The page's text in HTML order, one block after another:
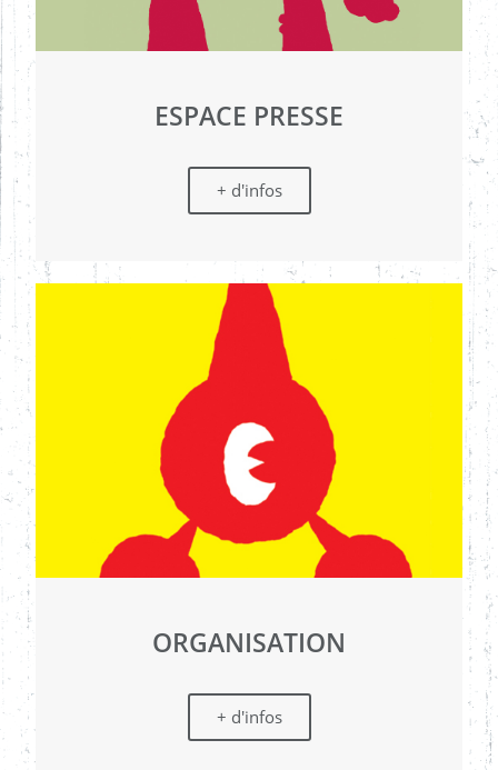
ESPACE PRESSE
+ d'infos
ORGANISATION
+ d'infos